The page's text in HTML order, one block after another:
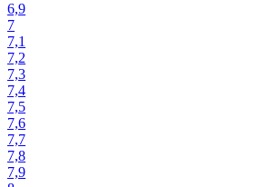
6,9
7
7,1
7,2
7,3
7,4
7,5
7,6
7,7
7,8
7,9